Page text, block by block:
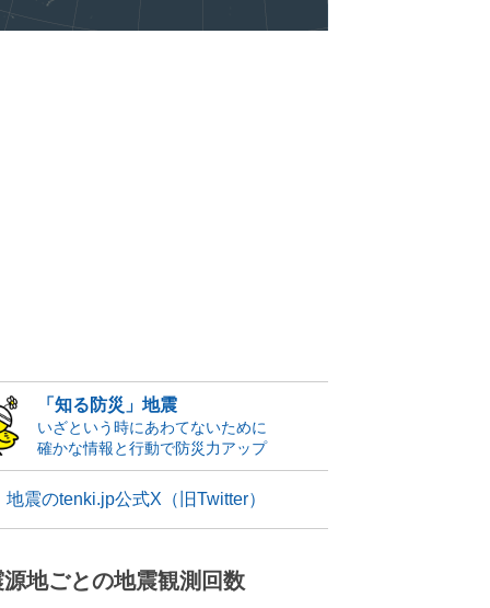
「知る防災」地震
いざという時にあわてないために
確かな情報と行動で防災力アップ
地震のtenki.jp公式X（旧Twitter）
源地ごとの地震観測回数